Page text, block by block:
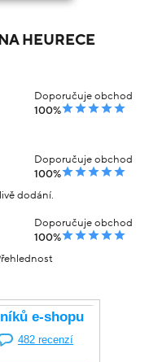
HEURECE
Doporučuje obchod
100%
Doporučuje obchod
100%
dodání.
Doporučuje obchod
100%